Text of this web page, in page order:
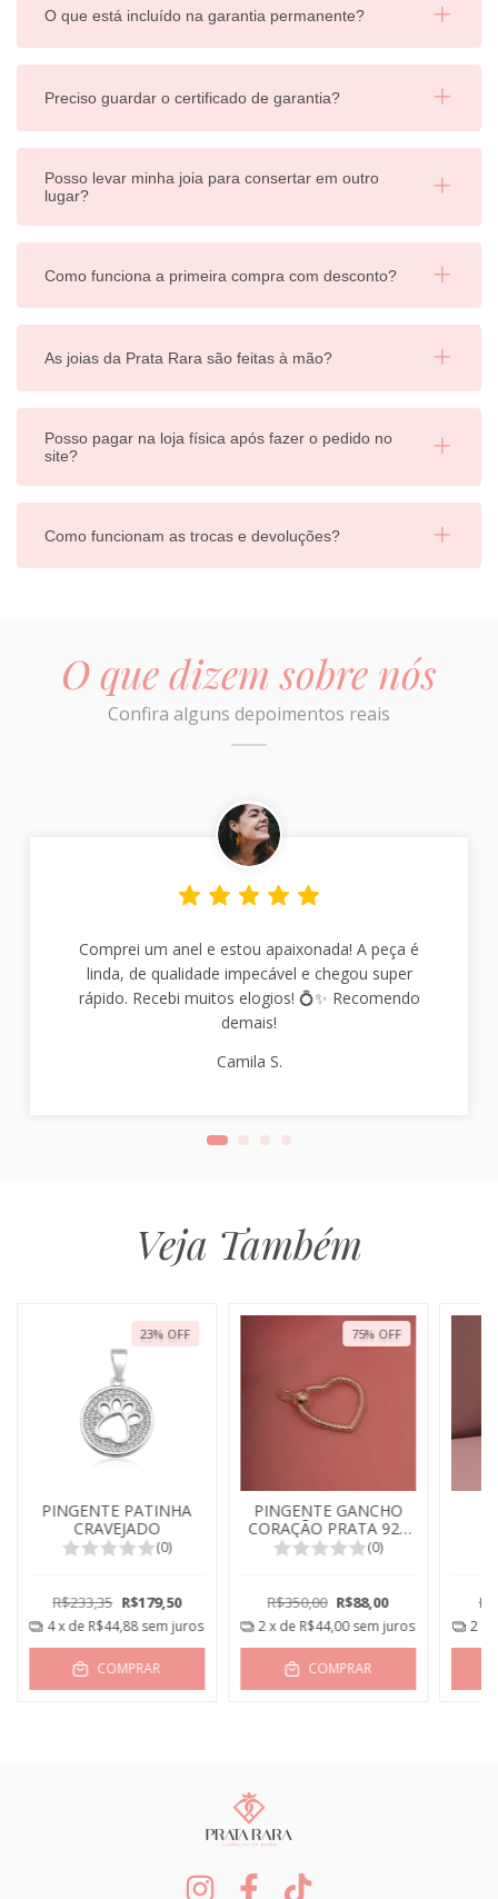
O que está incluído na garantia permanente?
Preciso guardar o certificado de garantia?
Posso levar minha joia para consertar em outro
lugar?
Como funciona a primeira compra com desconto?
As joias da Prata Rara são feitas à mão?
Posso pagar na loja física após fazer o pedido no
site?
Como funcionam as trocas e devoluções?
O que dizem sobre nós
Confira alguns depoimentos reais
Comprei um anel e estou apaixonada! A peça é
linda, de qualidade impecável e chegou super
rápido. Recebi muitos elogios! 💍✨ Recomendo
demais!
Camila S.
Veja Também
23% OFF
PINGENTE PATINHA
CRAVEJADO
(0)
R$233,35 R$179,50
4x de R$44,88 sem juros
COMPRAR
75% OFF
PINGENTE GANCHO
CORAÇÃO PRATA 925
LISO
(0)
R$350,00 R$88,00
2 x de R$44,00sem juros
COMPRAR
2